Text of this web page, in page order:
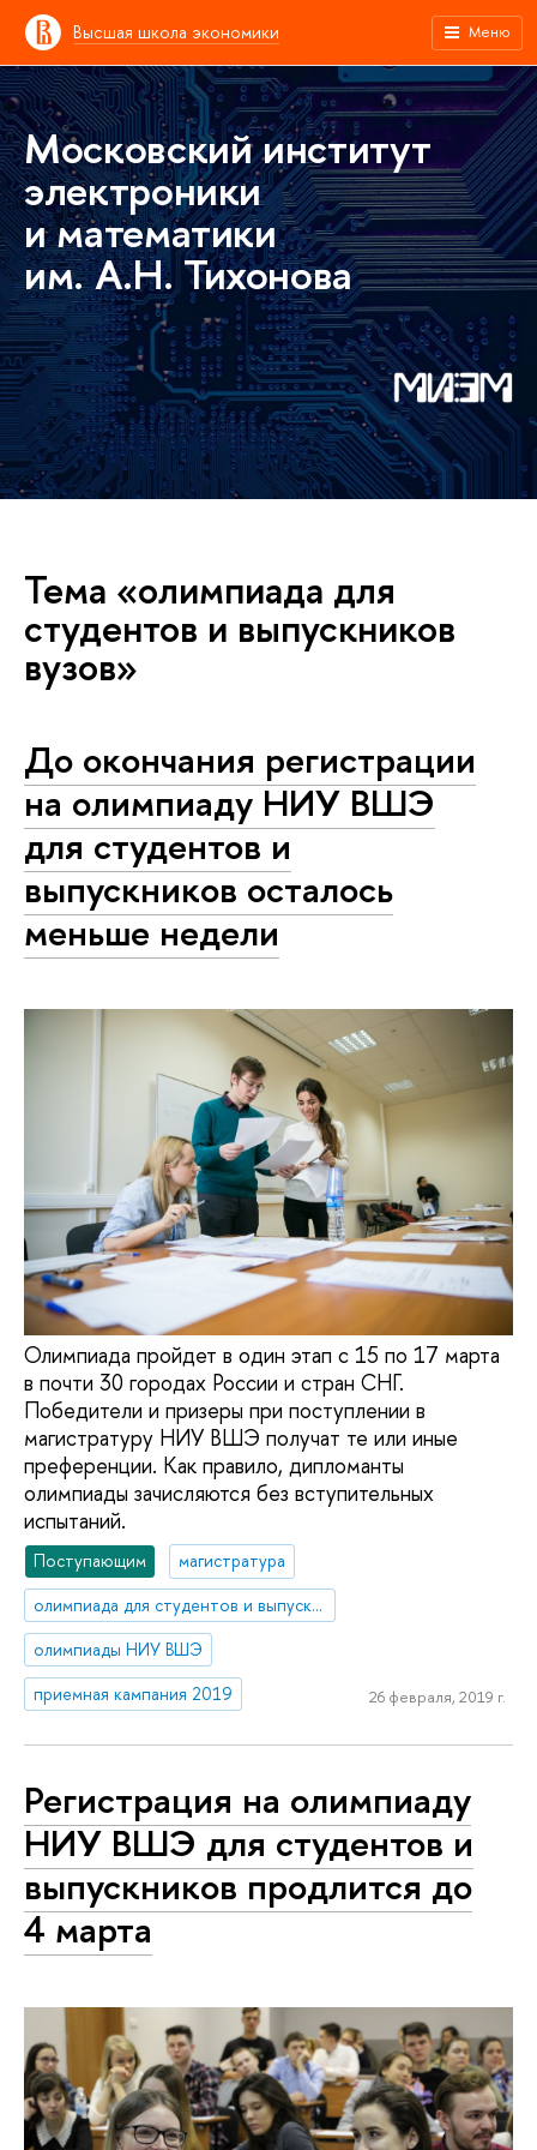
Высшая школа экономики Меню
Московский институт
электроники
и математики
им. А.Н. Тихонова
Тема «олимпиада для
студентов и выпускников
вузов»
До окончания регистрации
на олимпиаду НИУ ВШЭ
для студентов и
выпускников осталось
меньше недели
Олимпиада пройдет в один этап с 15 по 17 марта
в почти 30 городах России и стран СНГ.
Победители и призеры при поступлении в
магистратуру НИУ ВШЭ получат те или иные
преференции. Как правило, дипломанты
олимпиады зачисляются без вступительных
испытаний.
Поступающим
магистратура
олимпиада для студентов и выпускников вузов
олимпиады НИУ ВШЭ
приемная кампания 2019
26 февраля, 2019 г.
Регистрация на олимпиаду
НИУ ВШЭ для студентов и
выпускников продлится до
4 марта